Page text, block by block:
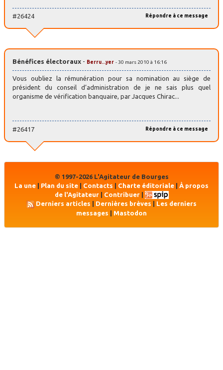
Répondre à ce message
#26424
Bénéfices électoraux - Berru...yer - 30 mars 2010 à 16:16
Vous oubliez la rémunération pour sa nomination au siège de
président du conseil d’administration de je ne sais plus quel
organisme de vérification banquaire, par Jacques Chirac...
Répondre à ce message
#26417
© 1997-2026 L'Agitateur de Bourges
La une | Plan du site | Contacts | Charte éditoriale | À propos
de l'Agitateur| Contribuer|
Derniers articles
Dernières brèves
Les derniers
messages | Mastodon